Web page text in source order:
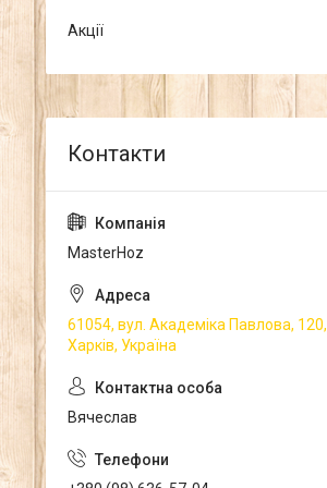
Акції
MasterHoz
61054, вул. Академіка Павлова, 120,
Харків, Україна
Вячеслав